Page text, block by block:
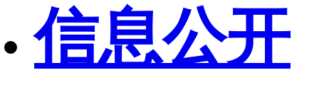
信息公开